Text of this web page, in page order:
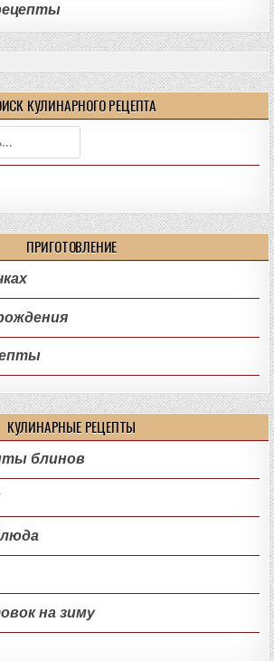
КУЛИНАРНОГО РЕЦЕПТА
ПРИГОТОВЛЕНИЕ
КУЛИНАРНЫЕ РЕЦЕПТЫ
блинов
на зиму